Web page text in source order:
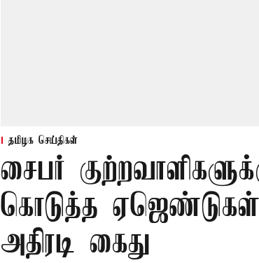
தமிழக செய்திகள்
சைபர்
கொடுத்த ஏஜெண்டுகள்:
அதிரடி கைது